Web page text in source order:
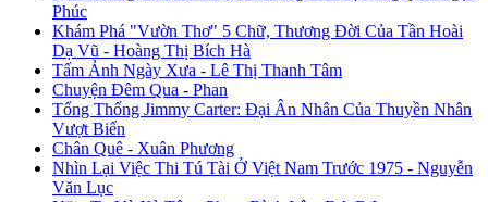
Phúc
Khám Phá "Vườn Thơ" 5 Chữ, Thương Đời Của Tần Hoài
Dạ Vũ - Hoàng Thị Bích Hà
Tấm Ảnh Ngày Xưa - Lê Thị Thanh Tâm
Chuyện Đêm Qua - Phan
Tổng Thống Jimmy Carter: Đại Ân Nhân Của Thuyền Nhân
Vượt Biển
Chân Quê - Xuân Phương
Nhìn Lại Việc Thi Tú Tài Ở Việt Nam Trước 1975 - Nguyễn
Văn Lục